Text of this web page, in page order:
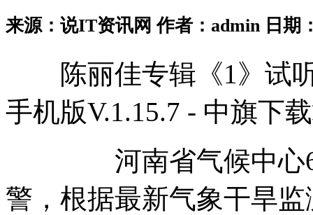
来源：说IT资讯网 作者：admin 日期
陈丽佳专辑《1》试听
手机版V.1.15.7 - 中旗下
河南省气候中心6月
警，根据最新气象干旱